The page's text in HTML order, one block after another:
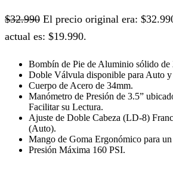
$32.990 El precio original era:
actual es: $19.990.
Bombín de Pie de Aluminio sólido de
Doble Válvula disponible para Auto y
Cuerpo de Acero de 34mm.
Manómetro de Presión de 3.5”
Facilitar su Lectura.
Ajuste de Doble Cabeza (LD-8)
(Auto).
Mango de Goma Ergonómico para
Presión Máxima 160 PSI.